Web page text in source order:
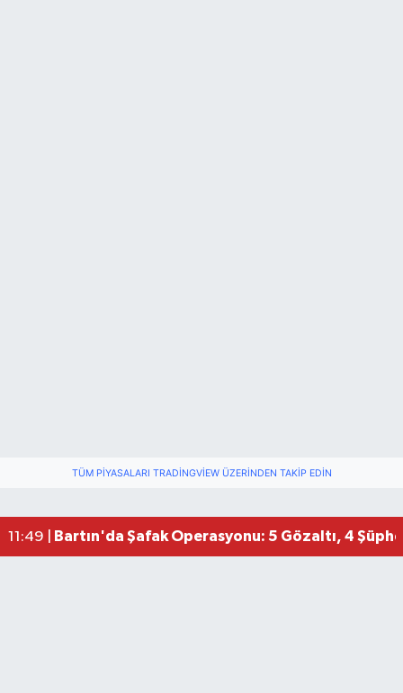
TÜM PIYASALARI TRADINGVIEW ÜZERINDEN TAKIP EDIN
11:49 | Bartın'da Şafak Operasyonu: 5 Gözaltı, 4